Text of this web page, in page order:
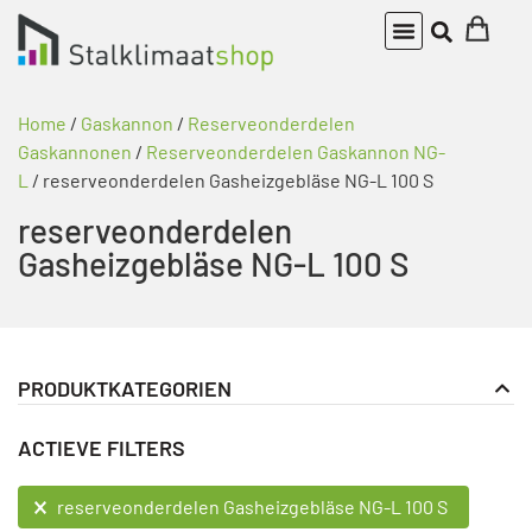
Home / Gaskannon / Reserveonderdelen
Gaskannonen / Reserveonderdelen Gaskannon NG-
L / reserveonderdelen Gasheizgebläse NG-L 100 S
reserveonderdelen
Gasheizgebläse NG-L 100 S
PRODUKTKATEGORIEN
Reserveonderdelen Gaskannonen
Reserveonderdelen Gaskannon NG-L
ACTIEVE FILTERS
ACTIEVE FILTERS
reserveonderdelen Gasheizgebläse NG-L 100 S